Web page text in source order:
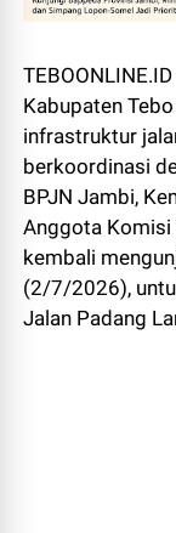
Kabupaten
infrastruktur
berkoordinasi
BPJN Jambi,
Anggota Komisi
kembali
(2/7/2026),
Jalan Padang